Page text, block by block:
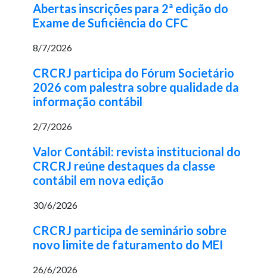
Abertas inscrições para 2ª edição do
Exame de Suficiência do CFC
8/7/2026
CRCRJ participa do Fórum Societário
2026 com palestra sobre qualidade da
informação contábil
2/7/2026
Valor Contábil: revista institucional do
CRCRJ reúne destaques da classe
contábil em nova edição
30/6/2026
CRCRJ participa de seminário sobre
novo limite de faturamento do MEI
26/6/2026